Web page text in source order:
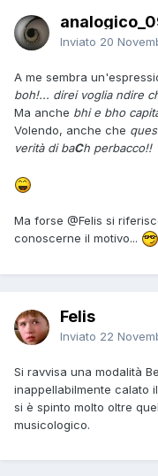
Inviato 20
A me sembra
boh!... direi voglia ndire
Ma anche bhi e bho
Volendo, anche che
verità di baCh perbacco!!
Ma forse @Felis si
conoscerne il motivo...
Felis
Inviato 22
Si ravvisa una modalità
inappellabilmente calato
si è spinto molto oltre
musicologico.